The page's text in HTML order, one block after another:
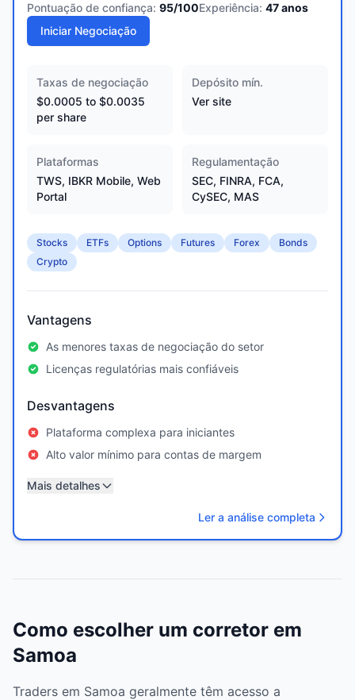
Pontuação de confiança: 95/100Experiência: 47anos
Iniciar Negociação
Taxas de negociação
$0.0005 to $0.0035
per share
Depósito mín.
Ver site
Plataformas
TWS, IBKR Mobile, Web
Portal
Regulamentação
SEC, FINRA, FCA,
CySEC, MAS
Stocks ETFs Options Futures Forex
Bonds
Crypto
Vantagens
As menores taxas de negociação do setor
Licenças regulatórias mais confiáveis
Desvantagens
Plataforma complexa para iniciantes
Alto valor mínimo para contas de margem
Mais detalhes
Ler a análise completa
Como escolher um corretor em
Samoa
Traders em Samoa geralmente têm acesso a